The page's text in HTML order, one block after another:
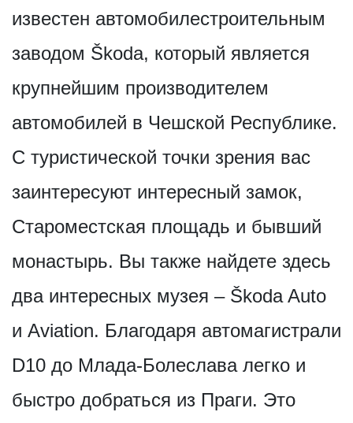
известен автомобилестр­оительным
заводом Škoda, который является
крупнейшим производителем
автомобилей в Чешской Республике.
С туристической точки зрения вас
заинтересуют интересный замок,
Староместская площадь и бывший
монастырь. Вы также найдете здесь
два интересных музея – Škoda Auto
и Aviation. Благодаря автомагистрали
D10 до Млада-Болеслава легко и
быстро добраться из Праги. Это